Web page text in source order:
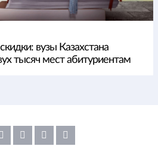
вузы Казахстана
тысяч мест абитуриентам